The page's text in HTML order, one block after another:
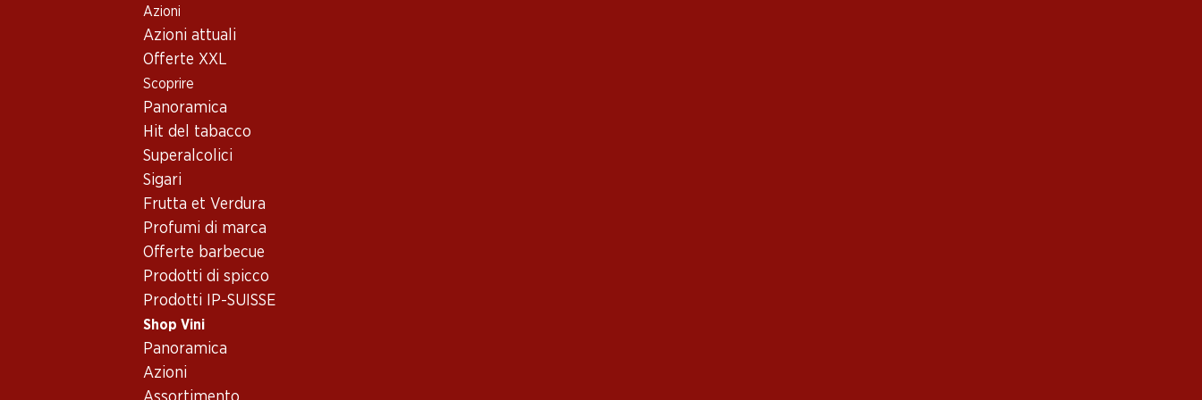
Azioni
Azioni attuali
Offerte XXL
Scoprire
Panoramica
Hit del tabacco
Superalcolici
Sigari
Frutta et Verdura
Profumi di marca
Offerte barbecue
Prodotti di spicco
Prodotti IP-SUISSE
Shop Vini
Panoramica
Azioni
Conoscenza dei vini